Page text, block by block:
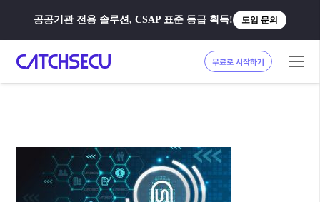
공공기관 전용 솔루션, CSAP 표준 등급 획득! 도입 문의
무료로 시작하기